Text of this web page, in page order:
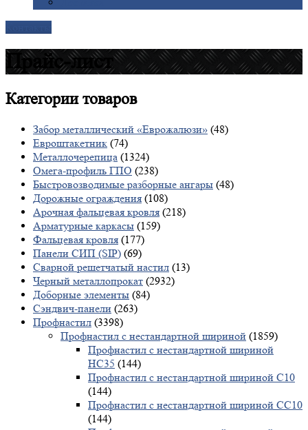
Прайс-лист
Категориитоваров
Забор металлический «Еврожалюзи» (48)
Евроштакетник (74)
Металлочерепица (1324)
Омега-профиль ГПО (238)
Быстровозводимые разборные ангары (48)
Дорожные ограждения (108)
Арочная фальцевая кровля (218)
Арматурные каркасы (159)
Фальцевая кровля (177)
Панели СИП (SIP) (69)
Сварной решетчатый настил (13)
Черный металлопрокат (2932)
Доборные элементы (84)
Сэндвич-панели (263)
Профнастил (3398)
Профнастил с нестандартной шириной (1859)
Профнастил с нестандартной шириной
НС35 (144)
Профнастил с нестандартной шириной С10
(144)
Профнастил с нестандартной шириной СС10
(144)